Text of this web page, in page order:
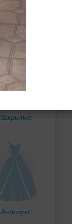
Бальное
Закрытые
А-силуэт